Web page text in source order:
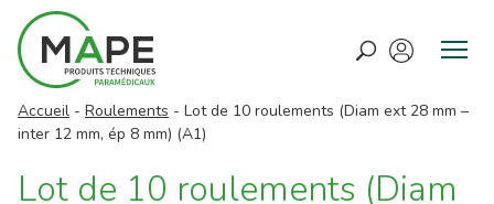
M
n
Accueil - Roulements - Lot de 10 roulements (Diam ext 28 mm –
inter 12 mm, ép 8 mm) (A1)
Lot de 10 roulements (Diam